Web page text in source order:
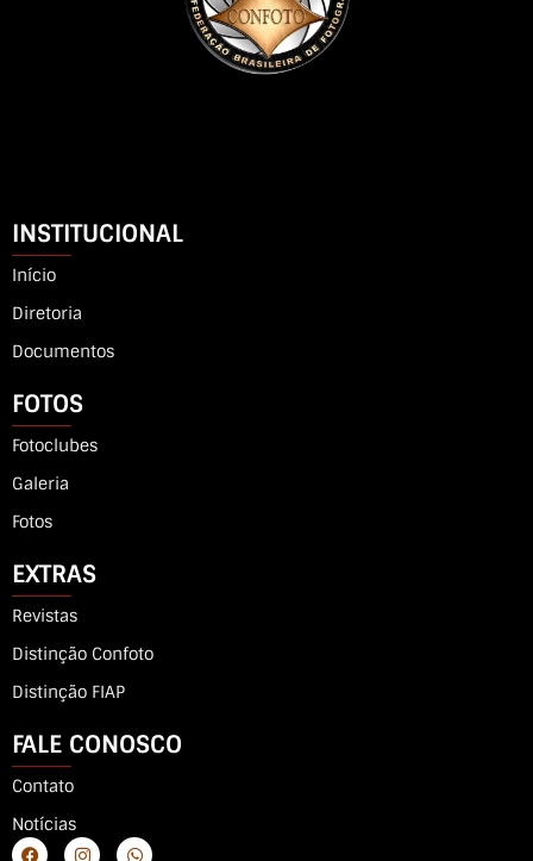
INSTITUCIONAL
Início
Diretoria
Documentos
FOTOS
Fotoclubes
Galeria
Fotos
EXTRAS
Revistas
Distinção Confoto
Distinção FIAP
FALE CONOSCO
Contato
Notícias
F I W